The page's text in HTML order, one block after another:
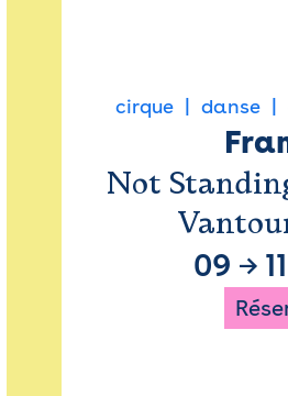
cirque danse
Not
09 →